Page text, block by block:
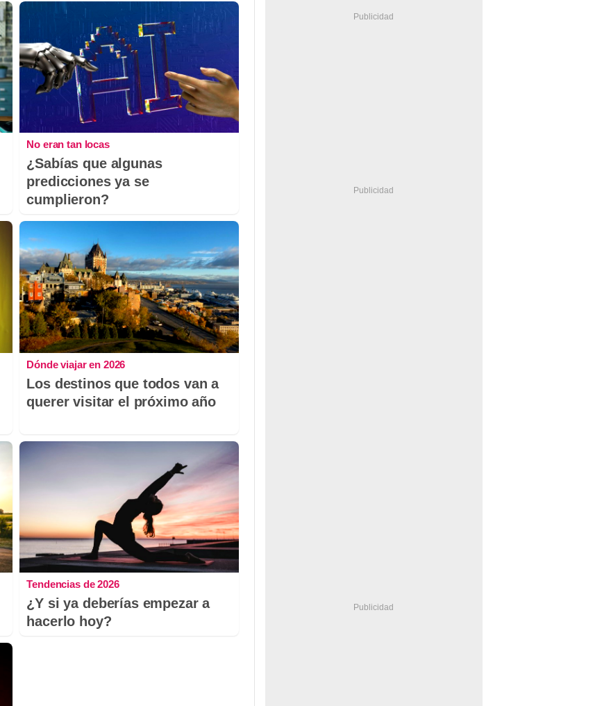
No eran tan locas
¿Sabías que algunas
predicciones ya se
cumplieron?
Dónde viajar en 2026
Los destinos que todos van a
querer visitar el próximo año
Tendencias de 2026
¿Y si ya deberías empezar a
hacerlo hoy?